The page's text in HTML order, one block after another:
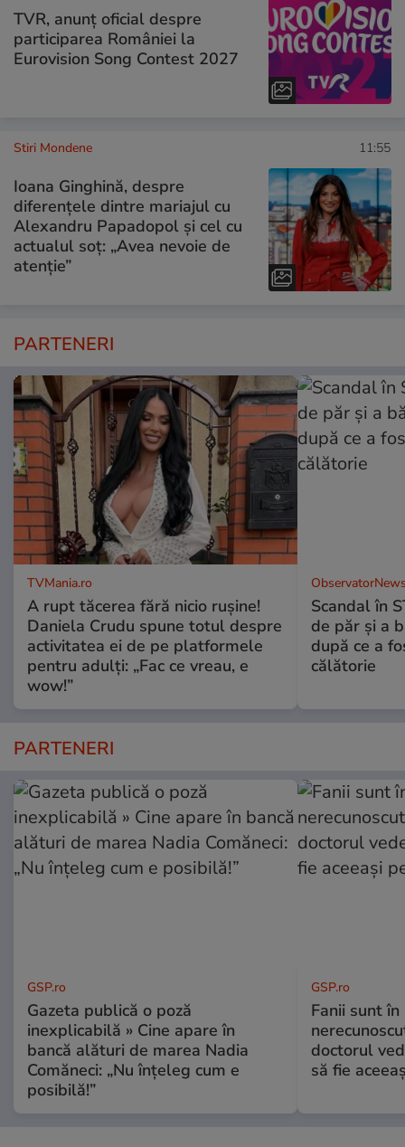
TVR, anunț oficial despre
participarea României la
Eurovision Song Contest 2027
Stiri Mondene 11:55
Ioana Ginghină, despre
diferențele dintre mariajul cu
Alexandru Papadopol și cel cu
actualul soț: „Avea nevoie de
atenție”
PARTENERI
TVMania.ro
A rupt tăcerea fără nicio rușine!
Daniela Crudu spune totul despre
activitatea ei de pe platformele
pentru adulți: „Fac ce vreau, e
wow!”
Scandal în
de păr şi a
după ce a
călătorie
PARTENERI
GSP.ro
Gazeta publică o poză
inexplicabilă » Cine apare în
bancă alături de marea Nadia
Comăneci: „Nu înțeleg cum e
posibilă!”
GSP.ro
Fanii sunt în
doctorul
să fie